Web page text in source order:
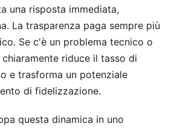
una risposta immediata,
La trasparenza paga sempre più
Se c'è un problema tecnico o
riduce il tasso di
e trasforma un potenziale
di fidelizzazione.
questa dinamica in uno